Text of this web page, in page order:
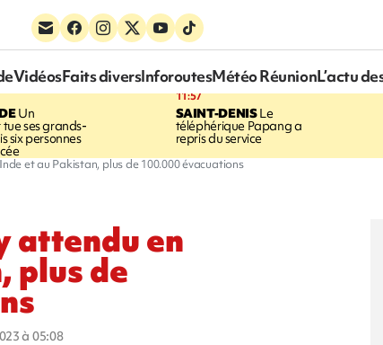
VidéosFaits diversInforoutesMétéo RéunionL’actu
Un
ses grands-
six personnes
11:57
SAINT-DENISLe
téléphérique Papang a
repris du service
et au Pakistan, plus de 100.000 évacuations
attendu en
plus de
à 05:08